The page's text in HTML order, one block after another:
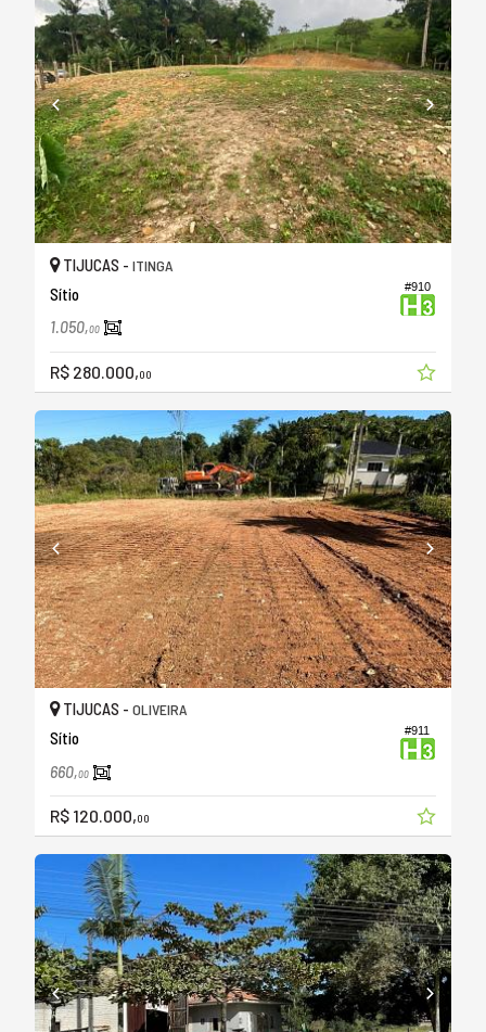
#910
TIJUCAS - ITINGA
Sítio
1.050,00
R$ 280.000,00
#911
TIJUCAS - OLIVEIRA
Sítio
660,00
R$ 120.000,00